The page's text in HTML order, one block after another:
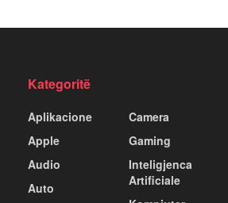
Kategoritë
Aplikacione
Apple
Audio
Auto
Camera
Gaming
Inteligjenca
Artificiale